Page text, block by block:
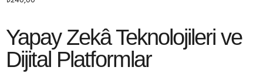
Yapay Zekâ Teknolojileri ve
Dijital Platformlar